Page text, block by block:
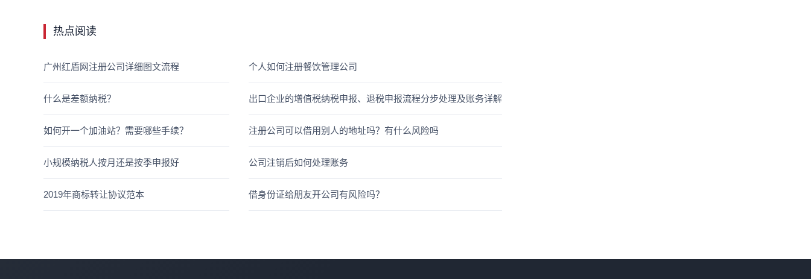
热点阅读
广州红盾网注册公司详细图文流程 个人如何注册餐饮管理公司
什么是差额纳税？ 出口企业的增值税纳税申报、退税申报流程分步处理及账务详解
如何开一个加油站？需要哪些手续？ 注册公司可以借用别人的地址吗？有什么风险吗
小规模纳税人按月还是按季申报好 公司注销后如何处理账务
2019年商标转让协议范本 借身份证给朋友开公司有风险吗？